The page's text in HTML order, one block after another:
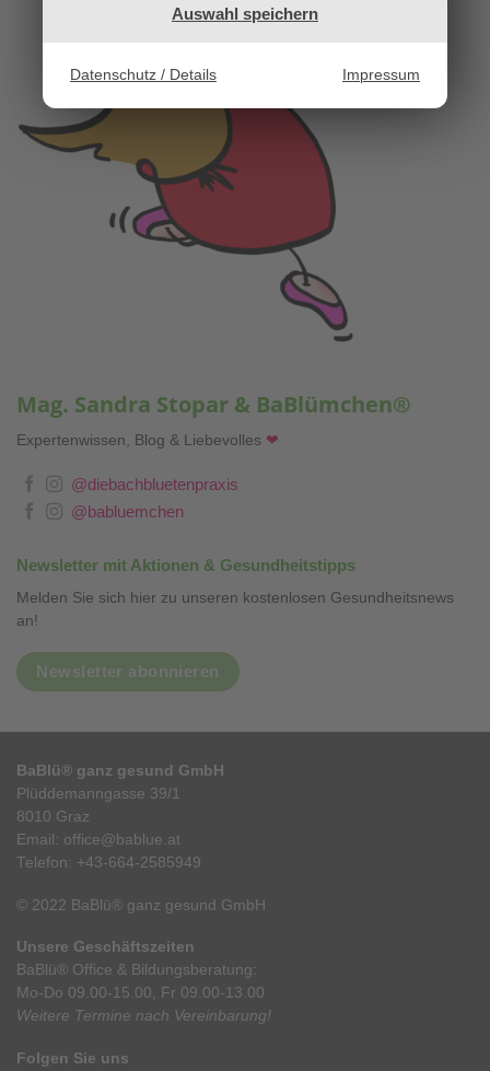
Auswahl speichern
Datenschutz / Details Impressum
Mag. Sandra Stopar & BaBlümchen®
Expertenwissen, Blog & Liebevolles ❤
@diebachbluetenpraxis
@babluemchen
Newsletter mit Aktionen & Gesundheitstipps
Melden Sie sich hier zu unseren kostenlosen Gesundheitsnews
an!
Newsletter abonnieren
BaBlü® ganz gesund GmbH
Plüddemanngasse 39/1
8010 Graz
Email: office@bablue.at
Telefon: +43-664-2585949
© 2022 BaBlü® ganz gesund GmbH
Unsere Geschäftszeiten
BaBlü® Office & Bildungsberatung:
Mo-Do 09.00-15.00, Fr 09.00-13.00
Weitere Termine nach Vereinbarung!
Folgen Sie uns